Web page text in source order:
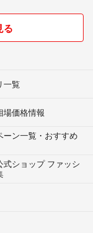
る
一覧
場価格情報
ーン一覧・おすすめ
式ショップ ファッシ